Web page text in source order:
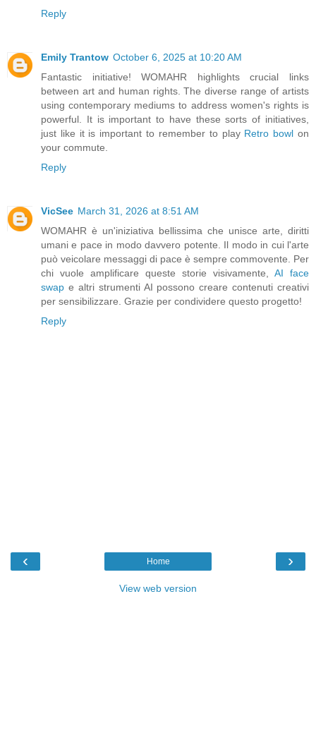
Reply
Emily Trantow October 6, 2025 at 10:20 AM
Fantastic initiative! WOMAHR highlights crucial links
between art and human rights. The diverse range of artists
using contemporary mediums to address women's rights is
powerful. It is important to have these sorts of initiatives,
just like it is important to remember to play Retro bowl on
your commute.
Reply
VicSee March 31, 2026 at 8:51 AM
WOMAHR è un'iniziativa bellissima che unisce arte, diritti
umani e pace in modo davvero potente. Il modo in cui l'arte
può veicolare messaggi di pace è sempre commovente. Per
chi vuole amplificare queste storie visivamente, AI face
swap e altri strumenti AI possono creare contenuti creativi
per sensibilizzare. Grazie per condividere questo progetto!
Reply
‹ ›
Home
View web version